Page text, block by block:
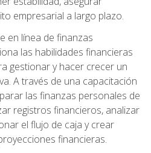
empresarial a largo plazo.
en línea de finanzas
las habilidades financieras
gestionar y hacer crecer un
A través de una capacitación
las finanzas personales de
registros financieros, analizar
el flujo de caja y crear
financieras.